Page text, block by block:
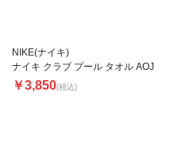
NIKE(ナイキ)
ナイキ クラブ プール タオル AOJ
￥3,850(税込)